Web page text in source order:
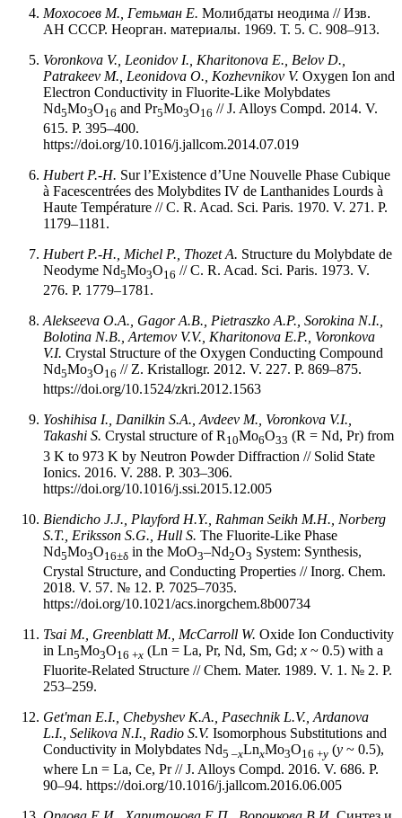
Мохосоев М., Гетьман Е. Молибдаты неодима // Изв.
АН СССР. Неорган. материалы. 1969. Т. 5. С. 908–913.
Voronkova V., Leonidov I., Kharitonova E., Belov D.,
Patrakeev M., Leonidova O., Kozhevnikov V. Oxygen Ion and
Electron Conductivity in Fluorite-Like Molybdates
Nd5Mo3O16 and Pr5Mo3O16 // J. Alloys Compd. 2014. V.
615. P. 395–400.
https://doi.org/10.1016/j.jallcom.2014.07.019
Hubert P.-H. Sur l’Existence d’Une Nouvelle Phase Cubique
à Facescentrées des Molybdites IV de Lanthanides Lourds à
Haute Température // C. R. Acad. Sci. Paris. 1970. V. 271. P.
1179–1181.
Hubert P.-H., Michel P., Thozet A. Structure du Molybdate de
Neodyme Nd5Mo3O16 // C. R. Acad. Sci. Paris. 1973. V.
276. P. 1779–1781.
Alekseeva O.A., Gagor A.B., Pietraszko A.P., Sorokina N.I.,
Bolotina N.B., Artemov V.V., Kharitonova E.P., Voronkova
V.I. Crystal Structure of the Oxygen Conducting Compound
Nd5Mo3O16 // Z. Kristallogr. 2012. V. 227. P. 869–875.
https://doi.org/10.1524/zkri.2012.1563
Yoshihisa I., Danilkin S.A., Avdeev M., Voronkova V.I.,
Takashi S. Crystal structure of R10Mo6O33 (R = Nd, Pr) from
3 K to 973 K by Neutron Powder Diffraction // Solid State
Ionics. 2016. V. 288. P. 303–306.
https://doi.org/10.1016/j.ssi.2015.12.005
Biendicho J.J., Playford H.Y., Rahman Seikh M.H., Norberg
S.T., Eriksson S.G., Hull S. The Fluorite-Like Phase
Nd5Mo3O16±δ in the MoO3–Nd2O3 System: Synthesis,
Crystal Structure, and Conducting Properties // Inorg. Chem.
2018. V. 57. № 12. P. 7025–7035.
https://doi.org/10.1021/acs.inorgchem.8b00734
Tsai M., Greenblatt M., McCarroll W. Oxide Ion Conductivity
in Ln5Mo3O16 +x (Ln = La, Pr, Nd, Sm, Gd; x ~ 0.5) with a
Fluorite-Related Structure // Chem. Mater. 1989. V. 1. № 2. P.
253–259.
Get'man E.I., Chebyshev K.A., Pasechnik L.V., Ardanova
L.I., Selikova N.I., Radio S.V. Isomorphous Substitutions and
Conductivity in Molybdates Nd5 –xLnxMo3O16 +y (y ~ 0.5),
where Ln = La, Ce, Pr // J. Alloys Compd. 2016. V. 686. P.
90–94. https://doi.org/10.1016/j.jallcom.2016.06.005